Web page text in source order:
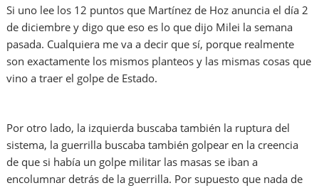
Si uno lee los 12 puntos que Martínez de Hoz anuncia el día 2
de diciembre y digo que eso es lo que dijo Milei la semana
pasada. Cualquiera me va a decir que sí, porque realmente
son exactamente los mismos planteos y las mismas cosas que
vino a traer el golpe de Estado.
Por otro lado, la izquierda buscaba también la ruptura del
sistema, la guerrilla buscaba también golpear en la creencia
de que si había un golpe militar las masas se iban a
encolumnar detrás de la guerrilla. Por supuesto que nada de